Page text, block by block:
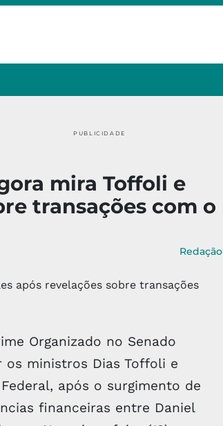
PUBLICIDADE
mira Toffoli e
transações com o
Redação
Organizado no Senado
os ministros Dias Toffoli e
após o surgimento de
financeiras entre Daniel